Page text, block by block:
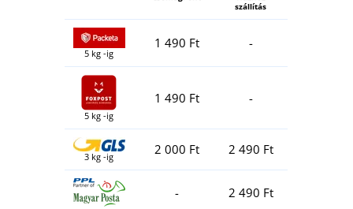
szállítás
5 kg -ig
1 490 Ft -
5 kg -ig
1 490 Ft -
3 kg -ig 2 000 Ft 2 490 Ft
- 2 490 Ft